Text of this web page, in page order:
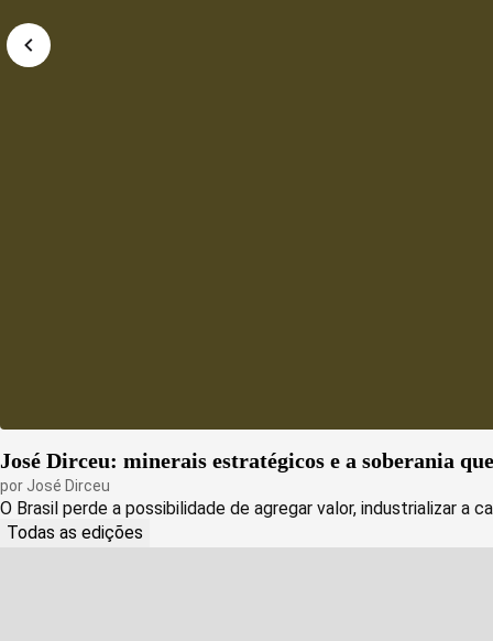
José Dirceu: minerais estratégicos e a soberania
por José Dirceu
O Brasil perde a possibilidade de agregar valor, industrializar a
Todas as edições